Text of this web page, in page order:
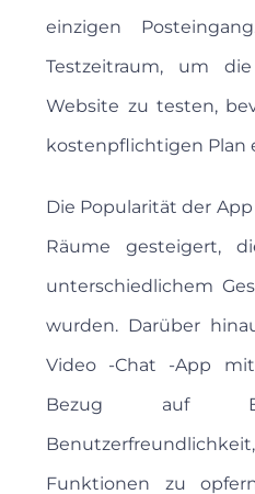
einzigen
Testzeitraum, um
Website zu testen,
kostenpflichtigen Plan
Die Popularität der
Räume gesteigert,
unterschiedlichem
wurden. Darüber
Video -Chat -App
Bezug auf
Funktionen zu